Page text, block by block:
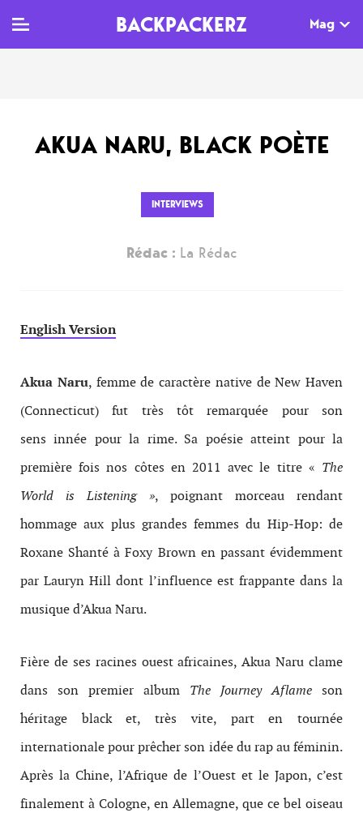
BACKPACKERZ Mag
Clips
Dossiers
Interviews
Chroniques
Paris
AKUA NARU, BLACK POÈTE
INTERVIEWS
Rédac : La Rédac
English Version
Akua Naru, femme de caractère native de New Haven
(Connecticut) fut très tôt remarquée pour son
sens innée pour la rime. Sa poésie atteint pour la
première fois nos côtes en 2011 avec le titre « The
World is Listening », poignant morceau rendant
hommage aux plus grandes femmes du Hip-Hop: de
Roxane Shanté à Foxy Brown en passant évidemment
par Lauryn Hill dont l’influence est frappante dans la
musique d’Akua Naru.
Fière de ses racines ouest africaines, Akua Naru clame
dans son premier album The Journey Aflame son
héritage black et, très vite, part en tournée
internationale pour prêcher son idée du rap au féminin.
Après la Chine, l’Afrique de l’Ouest et le Japon, c’est
finalement à Cologne, en Allemagne, que ce bel oiseau